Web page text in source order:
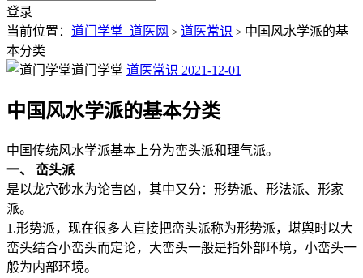
登录
当前位置： 道门学堂_道医网 > 道医常识 > 中国风水学派的基
本分类
道门学堂 道医常识 2021-12-01
中国风水学派的基本分类
中国传统风水学派基本上分为峦头派和理气派。
一、 峦头派
是以龙穴砂水为论吉凶，其中又分：形势派、形法派、形家
派。
1.形势派，现在很多人直接把峦头派称为形势派，堪舆时以大
峦头结合小峦头而定论，大峦头一般是指外部环境，小峦头一
般为内部环境。